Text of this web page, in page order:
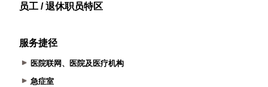
员工 / 退休职员特区
服务捷径
医院联网、医院及医疗机构
急症室